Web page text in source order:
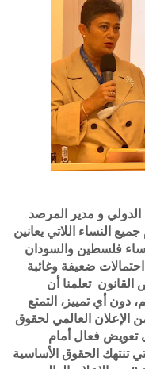
الدولي و مدير المرصد
النساء اللاتي يعانين
فلسطين والسودان
ضعيفة وغائبة
تعلمنا أن
دون أي تمييز، التمتع
متساوية أمام القانون‘‘(المادة 7 من الإعلان العالمي لحقوق
تعويض فعال أمام
تنتهك الحقوق الأساسية